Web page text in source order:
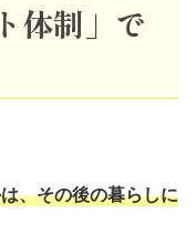
体制」で
、その後の暮らしに